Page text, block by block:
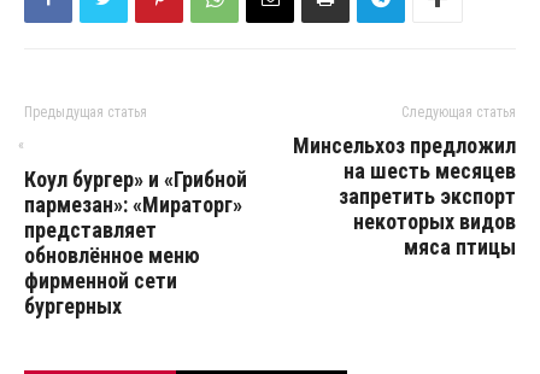
Предыдущая статья
«
Коул бургер» и «Грибной
пармезан»: «Мираторг»
представляет
обновлённое меню
фирменной сети
бургерных
Следующая статья
Минсельхоз предложил
на шесть месяцев
запретить экспорт
некоторых видов
мяса птицы